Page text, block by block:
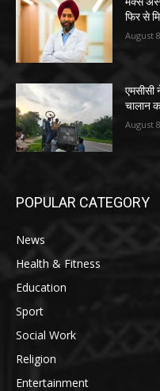
फिर से
August
एमसीसी
चालान
August
POPULAR CATEGORY
News
Health & Fitness
Education
Sport
Social Work
Religion
Entertainment